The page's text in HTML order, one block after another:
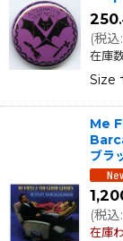
250
(税込:
在庫
Size
Me
ブラ
(税込:
在庫